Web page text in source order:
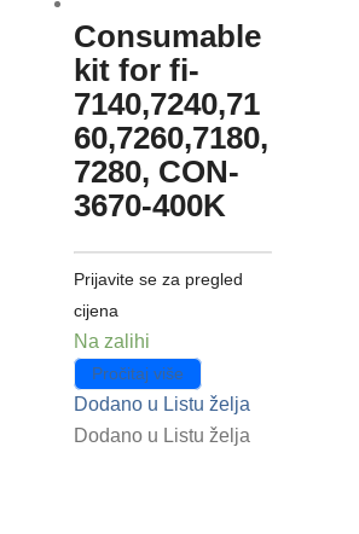
Consumable
kit for fi-
7140,7240,71
60,7260,7180,
7280, CON-
3670-400K
Prijavite se za pregled
cijena
Na zalihi
Pročitaj više
Dodano u Listu želja
Dodano u Listu želja